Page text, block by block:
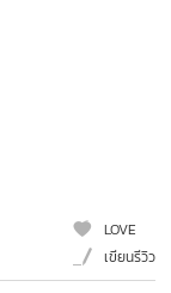
LOVE
เขียนรีวิว